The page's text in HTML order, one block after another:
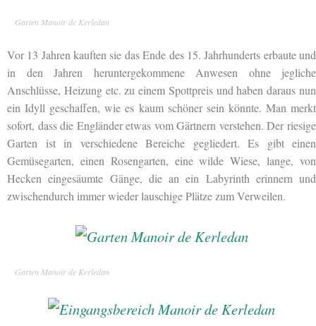
Garten Manoir de Kerledan
Vor 13 Jahren kauften sie das Ende des 15. Jahrhunderts erbaute und
in den Jahren heruntergekommene Anwesen ohne jegliche
Anschlüsse, Heizung etc. zu einem Spottpreis und haben daraus nun
ein Idyll geschaffen, wie es kaum schöner sein könnte. Man merkt
sofort, dass die Engländer etwas vom Gärtnern verstehen. Der riesige
Garten ist in verschiedene Bereiche gegliedert. Es gibt einen
Gemüsegarten, einen Rosengarten, eine wilde Wiese, lange, von
Hecken eingesäumte Gänge, die an ein Labyrinth erinnern und
zwischendurch immer wieder lauschige Plätze zum Verweilen.
Garten Manoir de Kerledan